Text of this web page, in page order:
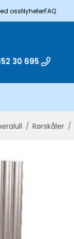
ossNyheterFAQ
30 695
/ Rørskåler /